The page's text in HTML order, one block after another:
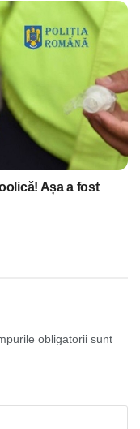
Așa a fost
obligatorii sunt